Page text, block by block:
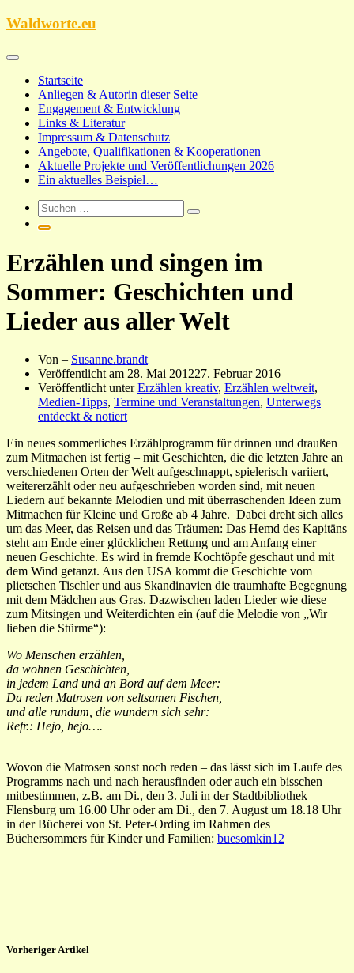
Zum
Waldworte.eu
Startseite
Anliegen & Autorin dieser Seite
Engagement & Entwicklung
Links & Literatur
Impressum & Datenschutz
Angebote, Qualifikationen & Kooperationen
Aktuelle Projekte und Veröffentlichungen 2026
Ein aktuelles Beispiel…
Erzählen und singen im
Sommer: Geschichten und
Lieder aus aller Welt
Von – Susanne.brandt
Veröffentlicht am 28. Mai 201227. Februar 2016
Veröffentlicht unterErzählen kreativ, Erzählen weltweit,
Medien-Tipps, Termine und Veranstaltungen, Unterwegs
entdeckt & notiert
Ein neues sommerliches Erzählprogramm für drinnen und draußen
zum Mitmachen ist fertig – mit Geschichten, die die letzten Jahre an
verschiedenen Orten der Welt aufgeschnappt, spielerisch variiert,
weitererzählt oder neu aufgeschrieben worden sind, mit neuen
Liedern auf bekannte Melodien und mit überraschenden Ideen zum
Mitmachen für Kleine und Große ab 4 Jahre. Dabei dreht sich alles
um das Meer, das Reisen und das Träumen: Das Hemd des Kapitäns
steht am Ende einer glücklichen Rettung und am Anfang einer
neuen Geschichte. Es wird in fremde Kochtöpfe geschaut und mit
dem Wind getanzt. Aus den USA kommt die Geschichte vom
plietschen Tischler und aus Skandinavien die traumhafte Begegnung
mit dem Mädchen aus Gras. Dazwischen laden Lieder wie diese
zum Mitsingen und Weiterdichten ein (auf die Melodie von „Wir
lieben die Stürme“):
Wo Menschen erzählen,
da wohnen Geschichten,
in jedem Land und an Bord auf dem Meer:
Da reden Matrosen von seltsamen Fischen,
und alle rundum, die wundern sich sehr:
Refr.: Hejo, hejo….
Wovon die Matrosen sonst noch reden – das lässt sich im Laufe des
Programms nach und nach herausfinden oder auch ein bisschen
mitbestimmen, z.B. am Di., den 3. Juli in der Stadtbibliothek
Flensburg um 16.00 Uhr oder am Di., den 7. August um 18.18 Uhr
in der Bücherei von St. Peter-Ording im Rahmen des
Büchersommers für Kinder und Familien: buesomkin12
Vorheriger Artikel